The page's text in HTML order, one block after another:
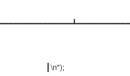
┃\n");